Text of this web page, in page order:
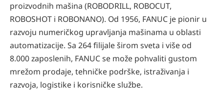
proizvodnih mašina (ROBODRILL, ROBOCUT,
ROBOSHOT i ROBONANO). Od 1956, FANUC je pionir u
razvoju numeričkog upravljanja mašinama u oblasti
automatizacije. Sa 264 ﬁlijale širom sveta i više od
8.000 zaposlenih, FANUC se može pohvaliti gustom
mrežom prodaje, tehničke podrške, istraživanja i
razvoja, logistike i korisničke službe.